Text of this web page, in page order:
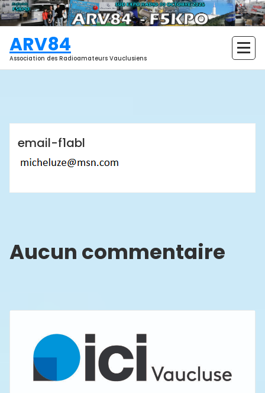
Aller
au
contenu
ARV84
Association des Radioamateurs Vauclusiens
email-f1abl
Aucun commentaire